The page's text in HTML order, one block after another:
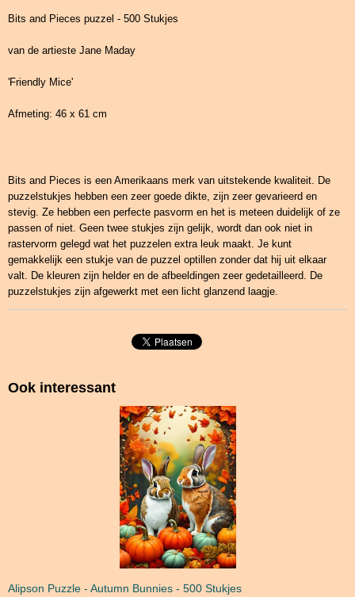
Bits and Pieces puzzel - 500 Stukjes
van de artieste Jane Maday
'Friendly Mice'
Afmeting: 46 x 61 cm
Bits and Pieces is een Amerikaans merk van uitstekende kwaliteit. De
puzzelstukjes hebben een zeer goede dikte, zijn zeer gevarieerd en
stevig. Ze hebben een perfecte pasvorm en het is meteen duidelijk of ze
passen of niet. Geen twee stukjes zijn gelijk, wordt dan ook niet in
rastervorm gelegd wat het puzzelen extra leuk maakt. Je kunt
gemakkelijk een stukje van de puzzel optillen zonder dat hij uit elkaar
valt. De kleuren zijn helder en de afbeeldingen zeer gedetailleerd. De
puzzelstukjes zijn afgewerkt met een licht glanzend laagje.
Ook interessant
Alipson Puzzle - Autumn Bunnies - 500 Stukjes